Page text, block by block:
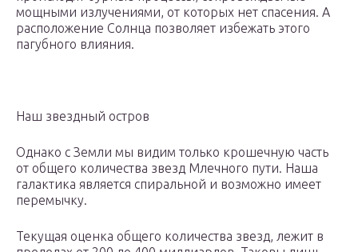
мощными излучениями, от которых нет спасения. А
расположение Солнца позволяет избежать этого
пагубного влияния.
Наш звездный остров
Однако с Земли мы видим только крошечную часть
от общего количества звезд Млечного пути. Наша
галактика является спиральной и возможно имеет
перемычку.
Текущая оценка общего количества звезд, лежит в